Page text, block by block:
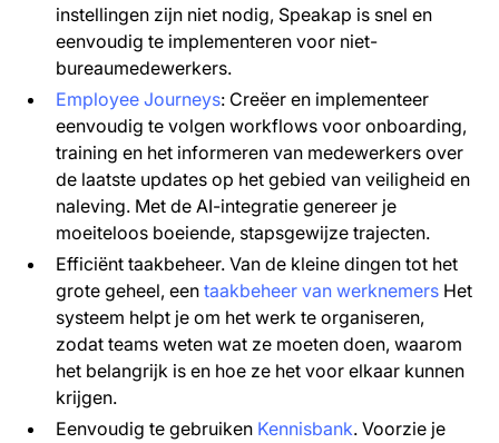
instellingen zijn niet nodig, Speakap is snel en
eenvoudig te implementeren voor niet-
bureaumedewerkers.
Employee Journeys: Creëer en implementeer
eenvoudig te volgen workflows voor onboarding,
training en het informeren van medewerkers over
de laatste updates op het gebied van veiligheid en
naleving. Met de AI-integratie genereer je
moeiteloos boeiende, stapsgewijze trajecten.
Efficiënt taakbeheer. Van de kleine dingen tot het
grote geheel, eentaakbeheer van werknemers Het
systeem helpt je om het werk te organiseren,
zodat teams weten wat ze moeten doen, waarom
het belangrijk is en hoe ze het voor elkaar kunnen
krijgen.
Eenvoudig te gebruiken Kennisbank. Voorzie je